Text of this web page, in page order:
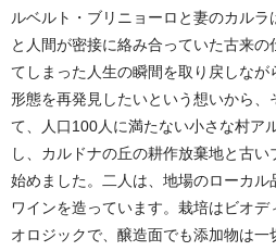
ルベルト・ブリニョーロと妻のカル
と人間が密接に絡み合っていた古来
てしまった人生の瞬間を取り戻しな
形態を再発見したいという想いから
て、人口100人に満たない小さな村ア
し、カルドナの丘の耕作放棄地と古
始めました。二人は、地場のローカ
ワインを造っています。栽培はビオ
オロジックで、醸造面でも添加物は